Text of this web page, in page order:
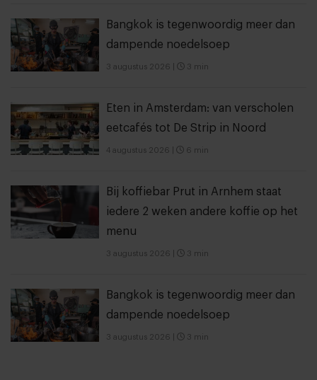
Bangkok is tegenwoordig meer dan
dampende noedelsoep
3 augustus 2026 3 min
Eten in Amsterdam: van verscholen
eetcafés tot De Strip in Noord
4 augustus 2026 6 min
Bij koffiebar Prut in Arnhem staat
iedere 2 weken andere koffie op het
menu
3 augustus 2026 3 min
Bangkok is tegenwoordig meer dan
dampende noedelsoep
3 augustus 2026 3 min